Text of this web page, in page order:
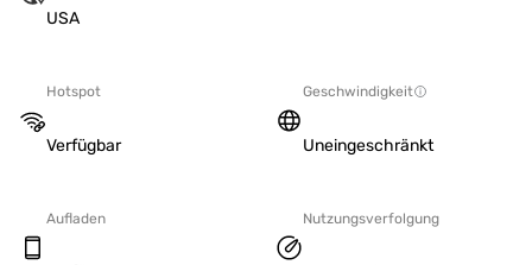
USA
Hotspot
Verfügbar
Geschwindigkeit
Uneingeschränkt
Aufladen Nutzungsverfolgung